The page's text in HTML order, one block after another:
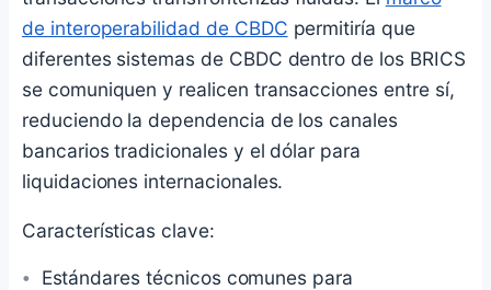
de interoperabilidad de CBDC permitiría que
diferentes sistemas de CBDC dentro de los BRICS
se comuniquen y realicen transacciones entre sí,
reduciendo la dependencia de los canales
bancarios tradicionales y el dólar para
liquidaciones internacionales.
Características clave:
Estándares técnicos comunes para